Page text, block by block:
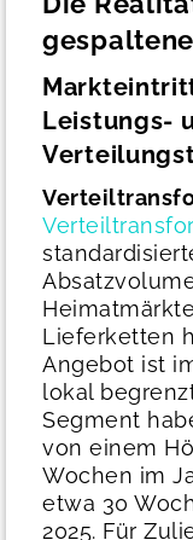
Leistungs-
Lieferketten
Angebot ist
lokal
Segment
von einem
Wochen im
etwa 30
2025. Für